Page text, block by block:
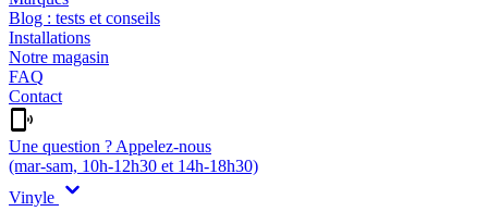
Blog : tests et conseils
Installations
Notre magasin
FAQ
Contact
Une question ? Appelez-nous
(mar-sam, 10h-12h30 et 14h-18h30)
Vinyle